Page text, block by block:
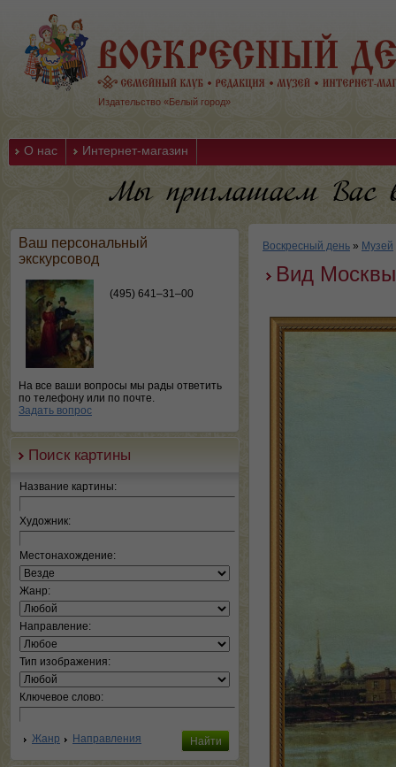
Издательство «Белый город»
О нас Интернет-магазин
Ваш персональный
экскурсовод
(495) 641–31–00
На все ваши вопросы мы рады ответить
по телефону или по почте.
Задать вопрос
Поиск картины
Название картины:
Художник:
Местонахождение:
Жанр:
Направление:
Тип изображения:
Ключевое слово:
Жанр Направления
Воскресный день » Музей
Вид Москвы